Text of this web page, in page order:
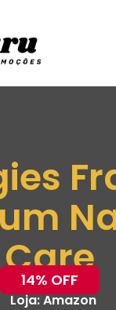
Care
14% OFF
Loja:Amazon